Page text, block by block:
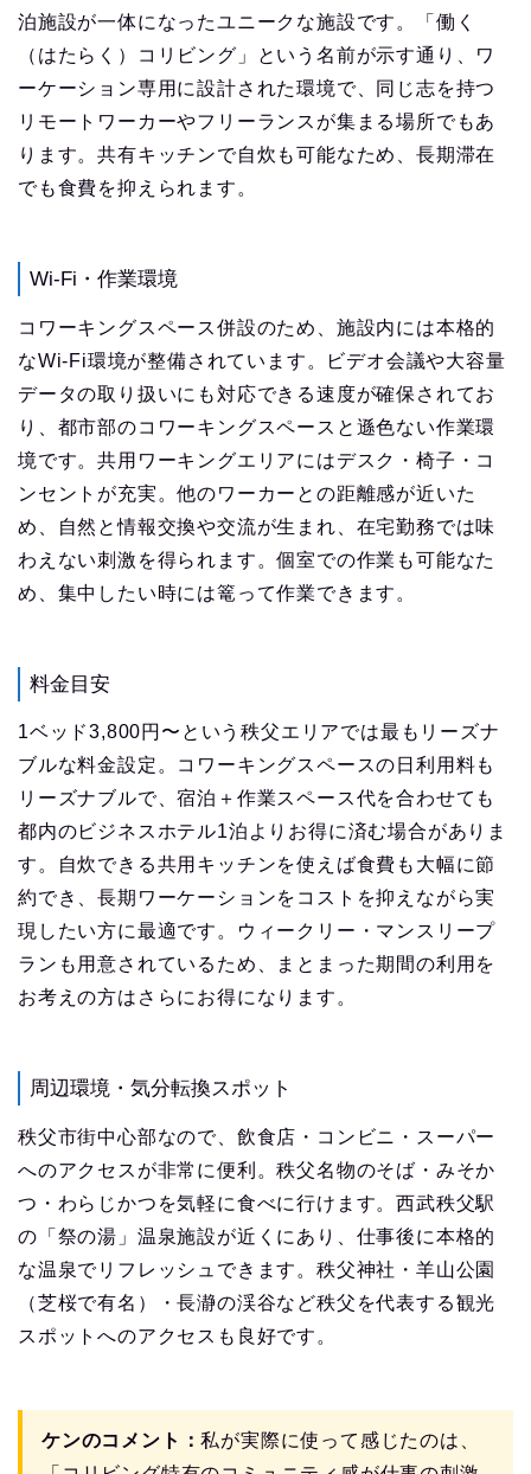
泊施設が一体になったユニークな施設です。「働く
（はたらく）コリビング」という名前が示す通り、ワ
ーケーション専用に設計された環境で、同じ志を持つ
リモートワーカーやフリーランスが集まる場所でもあ
ります。共有キッチンで自炊も可能なため、長期滞在
でも食費を抑えられます。
Wi-Fi・作業環境
コワーキングスペース併設のため、施設内には本格的
なWi-Fi環境が整備されています。ビデオ会議や大容量
データの取り扱いにも対応できる速度が確保されてお
り、都市部のコワーキングスペースと遜色ない作業環
境です。共用ワーキングエリアにはデスク・椅子・コ
ンセントが充実。他のワーカーとの距離感が近いた
め、自然と情報交換や交流が生まれ、在宅勤務では味
わえない刺激を得られます。個室での作業も可能なた
め、集中したい時には篭って作業できます。
料金目安
1ベッド3,800円〜という秩父エリアでは最もリーズナ
ブルな料金設定。コワーキングスペースの日利用料も
リーズナブルで、宿泊＋作業スペース代を合わせても
都内のビジネスホテル1泊よりお得に済む場合がありま
す。自炊できる共用キッチンを使えば食費も大幅に節
約でき、長期ワーケーションをコストを抑えながら実
現したい方に最適です。ウィークリー・マンスリープ
ランも用意されているため、まとまった期間の利用を
お考えの方はさらにお得になります。
周辺環境・気分転換スポット
秩父市街中心部なので、飲食店・コンビニ・スーパー
へのアクセスが非常に便利。秩父名物のそば・みそか
つ・わらじかつを気軽に食べに行けます。西武秩父駅
の「祭の湯」温泉施設が近くにあり、仕事後に本格的
な温泉でリフレッシュできます。秩父神社・羊山公園
（芝桜で有名）・長瀞の渓谷など秩父を代表する観光
スポットへのアクセスも良好です。
ケンのコメント：私が実際に使って感じたのは、